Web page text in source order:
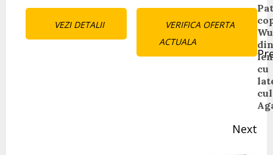
VEZI DETALII
VERIFICA OFERTA
ACTUALA
Continue
Reading
din
cu
Next